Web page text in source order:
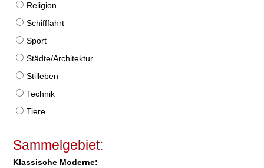
Religion
Schifffahrt
Sport
Städte/Architektur
Stilleben
Technik
Tiere
Sammelgebiet:
Klassische Moderne: